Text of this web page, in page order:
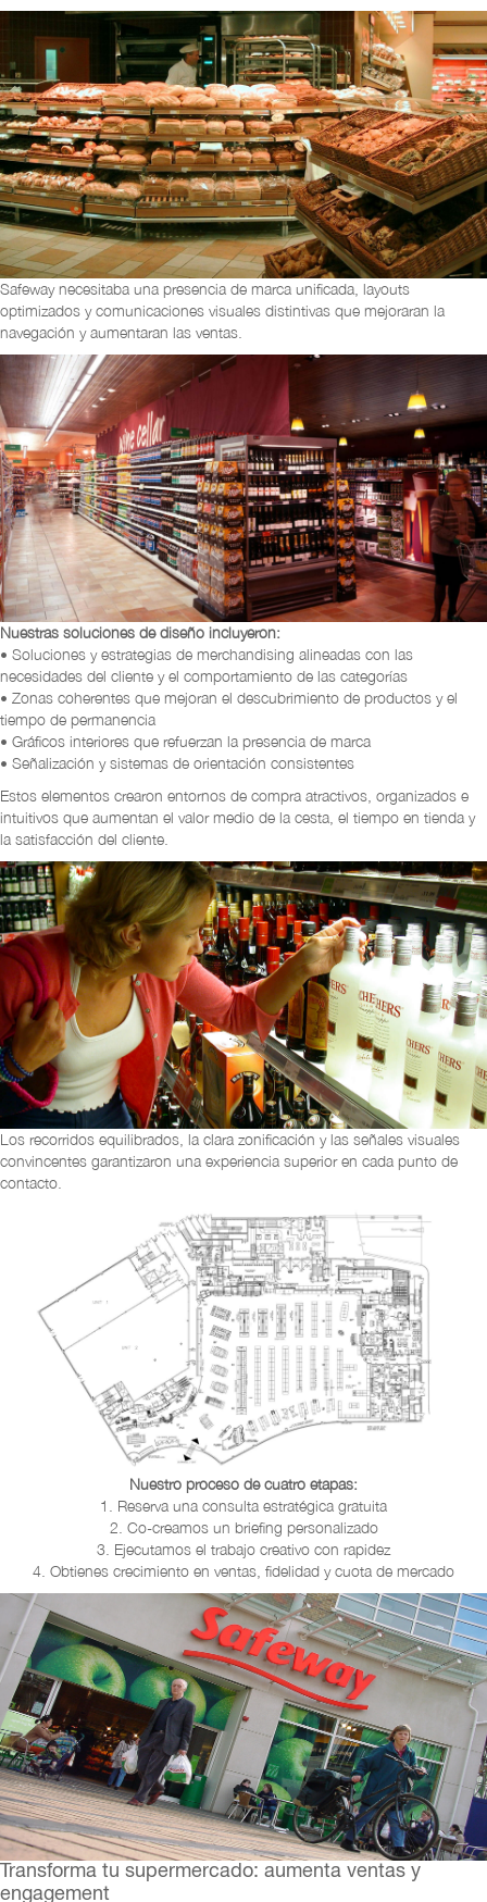
Safeway necesitaba una presencia de marca unificada, layouts
optimizados y comunicaciones visuales distintivas que mejoraran la
navegación y aumentaran las ventas.
Nuestras soluciones de diseño incluyeron:
• Soluciones y estrategias de merchandising alineadas con las
necesidades del cliente y el comportamiento de las categorías
• Zonas coherentes que mejoran el descubrimiento de productos y el
tiempo de permanencia
• Gráficos interiores que refuerzan la presencia de marca
• Señalización y sistemas de orientación consistentes
Estos elementos crearon entornos de compra atractivos, organizados e
intuitivos que aumentan el valor medio de la cesta, el tiempo en tienda y
la satisfacción del cliente.
Los recorridos equilibrados, la clara zonificación y las señales visuales
convincentes garantizaron una experiencia superior en cada punto de
contacto.
Nuestro proceso de cuatro etapas:
1. Reserva una consulta estratégica gratuita
2. Co-creamos un briefing personalizado
3. Ejecutamos el trabajo creativo con rapidez
4. Obtienes crecimiento en ventas, fidelidad y cuota de mercado
Transforma tu supermercado: aumenta ventas y
engagement